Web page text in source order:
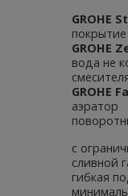
GROHE
GROHE
вода не
GROHE
аэратор
с
сливной
гибкая